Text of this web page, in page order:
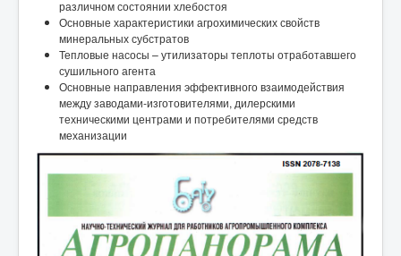
различном состоянии хлебостоя
Основные характеристики агрохимических свойств
минеральных субстратов
Тепловые насосы – утилизаторы теплоты отработавшего
сушильного агента
Основные направления эффективного взаимодействия
между заводами-изготовителями, дилерскими
техническими центрами и потребителями средств
механизации